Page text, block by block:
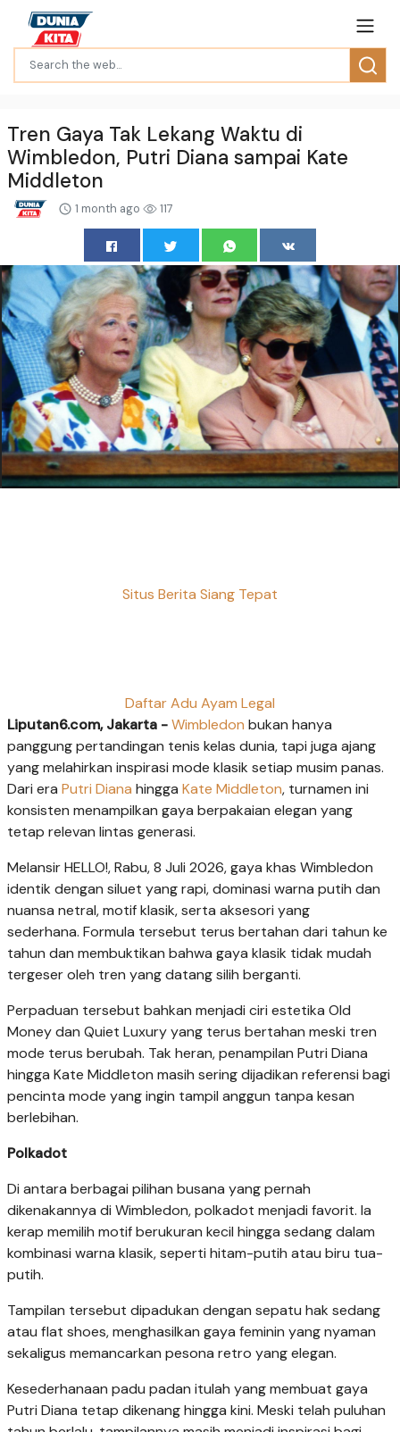
Tren Gaya Tak Lekang Waktu di
Wimbledon, Putri Diana sampai Kate
Middleton
1 month ago 117
Situs Berita Siang Tepat
Daftar Adu Ayam Legal
Liputan6.com, Jakarta -Wimbledon bukan hanya
panggung pertandingan tenis kelas dunia, tapi juga ajang
yang melahirkan inspirasi mode klasik setiap musim panas.
Dari era Putri Diana hingga Kate Middleton, turnamen ini
konsisten menampilkan gaya berpakaian elegan yang
tetap relevan lintas generasi.
Melansir HELLO!, Rabu, 8 Juli 2026, gaya khas Wimbledon
identik dengan siluet yang rapi, dominasi warna putih dan
nuansa netral, motif klasik, serta aksesori yang
sederhana. Formula tersebut terus bertahan dari tahun ke
tahun dan membuktikan bahwa gaya klasik tidak mudah
tergeser oleh tren yang datang silih berganti.
Perpaduan tersebut bahkan menjadi ciri estetika Old
Money dan Quiet Luxury yang terus bertahan meski tren
mode terus berubah. Tak heran, penampilan Putri Diana
hingga Kate Middleton masih sering dijadikan referensi bagi
pencinta mode yang ingin tampil anggun tanpa kesan
berlebihan.
Polkadot
Di antara berbagai pilihan busana yang pernah
dikenakannya di Wimbledon, polkadot menjadi favorit. Ia
kerap memilih motif berukuran kecil hingga sedang dalam
kombinasi warna klasik, seperti hitam-putih atau biru tua-
putih.
Tampilan tersebut dipadukan dengan sepatu hak sedang
atau flat shoes, menghasilkan gaya feminin yang nyaman
sekaligus memancarkan pesona retro yang elegan.
Kesederhanaan padu padan itulah yang membuat gaya
Putri Diana tetap dikenang hingga kini. Meski telah puluhan